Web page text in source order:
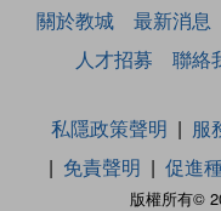
關於教城 最新消息
人才招募
聯絡
版權所有©
私隱政策聲明 服
免責聲明
促進